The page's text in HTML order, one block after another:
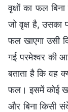
वृक्षों का फल
जो वृक्ष है, उसका
फल खाएगा उसी
गई परमेश्वर की
बताता है कि वह
फल। इसमें कोई
और बिना किसी